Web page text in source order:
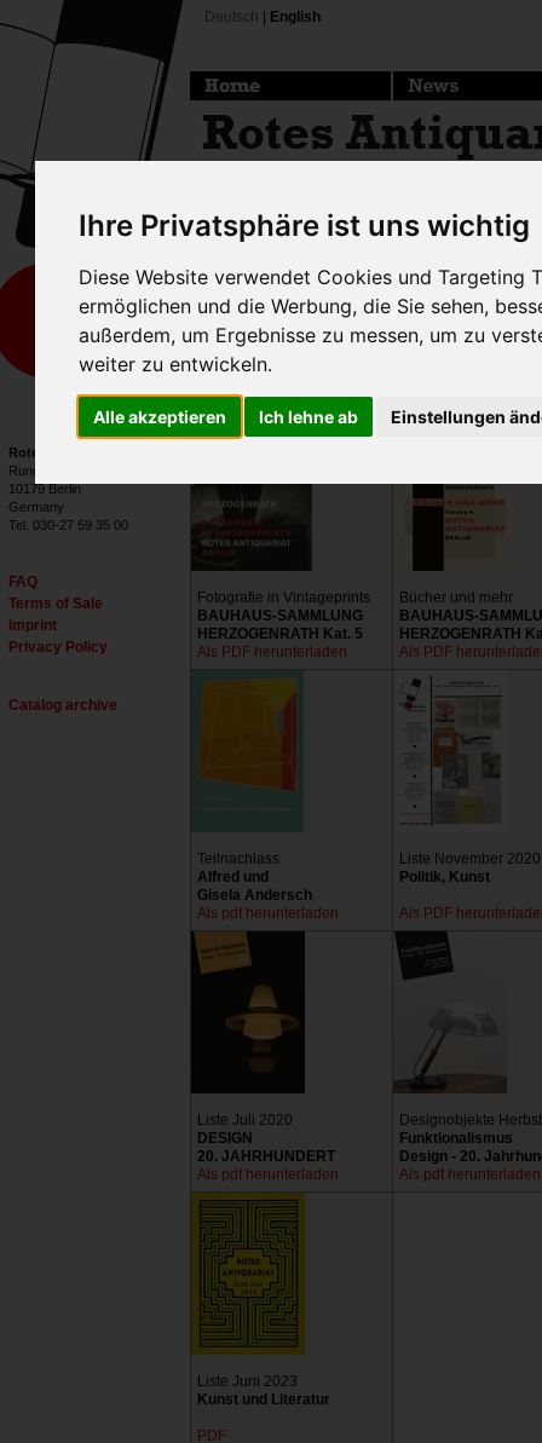
Ihre Privatsphäre ist uns wichtig
Diese Website verwendet Cookies und Targeting
ermöglichen und die Werbung, die Sie sehen,
außerdem, um Ergebnisse zu messen, um zu
weiter zu entwickeln.
Alle akzeptieren Ich lehne ab Einstellungen
Rotes Antiquariat
Rungestraße 20
10179 Berlin
Germany
Tel. 030-27 59 35 00
FAQ
Terms of Sale
Imprint
Privacy Policy
Catalog archive
Deutsch English
Here you find our current
Send us arequest via e-mail
even when its out of print or
Fotografie in Vintageprints
BAUHAUS-SAMMLUNG
HERZOGENRATH Kat. 5
Als PDF herunterladen
Bücher und mehr
BAUHAUS-
HERZOGENRATH
Als PDF
Teilnachlass
Alfred und
Gisela Andersch
Als pdf herunterladen
Liste November
Politik, Kunst
Als PDF
Liste Juli 2020
DESIGN
20. JAHRHUNDERT
Als pdf herunterladen
Designobjekte
Funktionalismus
Design - 20.
Als pdf herunterladen
Liste Juni 2023
Kunst und Literatur
PDF